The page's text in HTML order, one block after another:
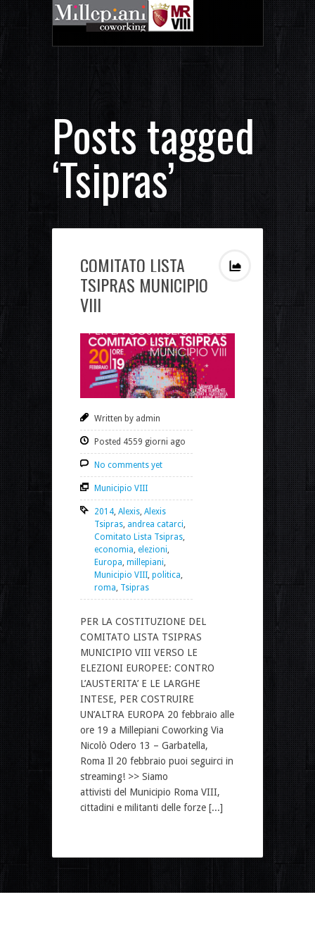
Posts tagged
‘Tsipras’
COMITATO LISTA
TSIPRAS MUNICIPIO
VIII
Written by admin
Posted 4559 giorni ago
No comments yet
Municipio VIII
2014 Alexis Alexis
Tsipras andrea catarci
Comitato Lista Tsipras
economia elezioni
Europa millepiani
Municipio VIII politica
roma Tsipras
PER LA COSTITUZIONE DEL
COMITATO LISTA TSIPRAS
MUNICIPIO VIII VERSO LE
ELEZIONI EUROPEE: CONTRO
L’AUSTERITA’ E LE LARGHE
INTESE, PER COSTRUIRE
UN’ALTRA EUROPA 20 febbraio alle
ore 19 a Millepiani Coworking Via
Nicolò Odero 13 – Garbatella,
Roma Il 20 febbraio puoi seguirci in
streaming! >> Siamo
attivisti del Municipio Roma VIII,
cittadini e militanti delle forze [...]